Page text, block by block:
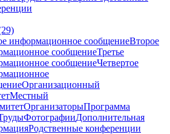
информационное сообщениеВторое
сообщениеТретье
сообщениеЧетвертое
Организационный
Местный
ОрганизаторыПрограмма
ФотографииДополнительная
Родственные конференции